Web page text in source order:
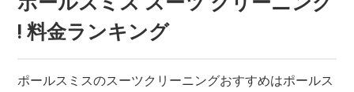
! 料金ランキング
ポールスミスのスーツクリーニングおすすめはポールス